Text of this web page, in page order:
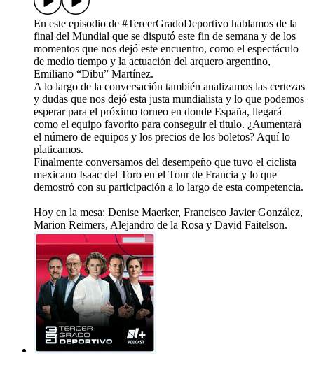
En este episodio de #TercerGradoDeportivo hablamos de la
final del Mundial que se disputó este fin de semana y de los
momentos que nos dejó este encuentro, como el espectáculo
de medio tiempo y la actuación del arquero argentino,
Emiliano “Dibu” Martínez.
A lo largo de la conversación también analizamos las certezas
y dudas que nos dejó esta justa mundialista y lo que podemos
esperar para el próximo torneo en donde España, llegará
como el equipo favorito para conseguir el título. ¿Aumentará
el número de equipos y los precios de los boletos? Aquí lo
platicamos.
Finalmente conversamos del desempeño que tuvo el ciclista
mexicano Isaac del Toro en el Tour de Francia y lo que
demostró con su participación a lo largo de esta competencia.
Hoy en la mesa: Denise Maerker, Francisco Javier González,
Marion Reimers, Alejandro de la Rosa y David Faitelson.